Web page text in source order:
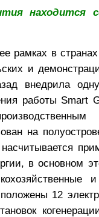
находится
рамках в
и
внедрила
работы
на
в основном
12